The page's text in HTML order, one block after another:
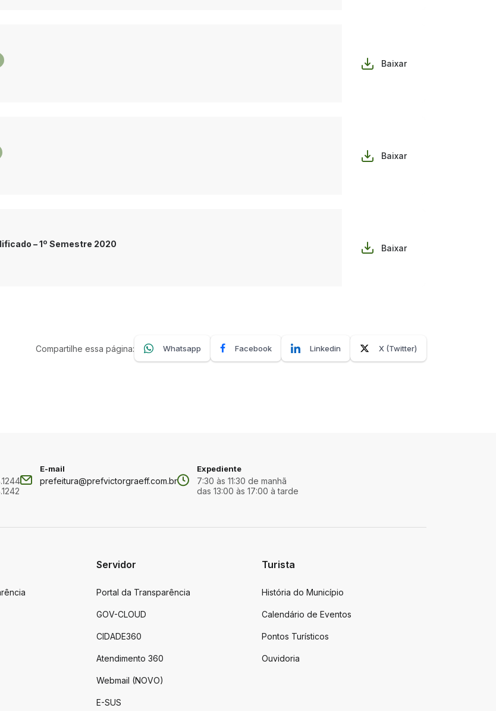
Baixar
Baixar
– 1º Semestre 2020 Baixar
Compartilhe essa página: Whatsapp Facebook Linkedin X (Twitter)
E-mail
prefeitura@prefvictorgraeff.com.br
Expediente
7:30 às 11:30 de manhã
das 13:00 às 17:00 à tarde
Servidor
Portal da Transparência
GOV-CLOUD
CIDADE360
Atendimento 360
Webmail (NOVO)
E-SUS
Turista
História do Município
Calendário de Eventos
Pontos Turísticos
Ouvidoria